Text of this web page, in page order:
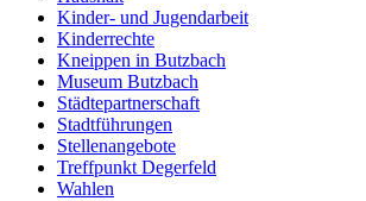
Kinder- und Jugendarbeit
Kinderrechte
Kneippen in Butzbach
Museum Butzbach
Städtepartnerschaft
Stadtführungen
Stellenangebote
Treffpunkt Degerfeld
Wahlen